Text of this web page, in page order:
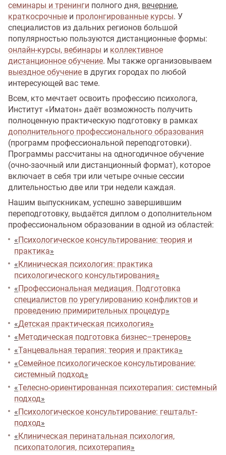
семинары и тренинги полного дня, вечерние,
краткосрочные и пролонгированные курсы. У
специалистов из дальних регионов большой
популярностью пользуются дистанционные формы:
онлайн-курсы, вебинары и коллективное
дистанционное обучение. Мы также организовываем
выездное обучение в других городах по любой
интересующей вас теме.
Всем, кто мечтает освоить профессию психолога,
Институт «Иматон» даёт возможность получить
полноценную практическую подготовку в рамках
дополнительного профессионального образования
(программ профессиональной переподготовки).
Программы рассчитаны на одногодичное обучение
(очно-заочный или дистанционный формат), которое
включает в себя три или четыре очные сессии
длительностью две или три недели каждая.
Нашим выпускникам, успешно завершившим
переподготовку, выдаётся диплом о дополнительном
профессиональном образовании в одной из областей:
« Психологическое консультирование: теория и
практика»
« Клиническая психология: практика
психологического консультирования»
« Профессиональная медиация. Подготовка
специалистов по урегулированию конфликтов и
проведению примирительных процедур»
«Детская практическая психология»
«Методическая подготовка бизнес–тренеров»
«Танцевальная терапия: теория и практика»
«Семейное психологическое консультирование:
системный подход»
«Телесно-ориентированная психотерапия: системный
подход»
« Психологическое консультирование: гештальт-
подход»
« Клиническая перинатальная психология,
психопатология, психотерапия»